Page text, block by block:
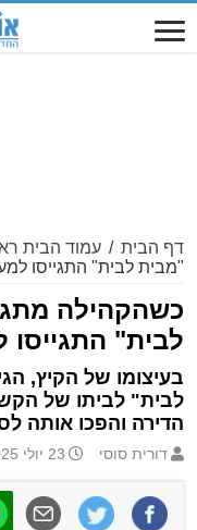
דף הבית / עמוד הבית
"מבית לבית" התגייסו
כשהקהילה
לבית" התגייסו
בעיצומו של הקיץ,
לבית" לביתו של
הדירה והפכו אותה
דורית סוסי 23 יולי 2025 10:52